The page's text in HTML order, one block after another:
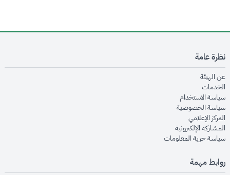
نظرة عامة
عن الهيئةopens in new window
الخدماتopens in new window
سياسة الاستخدام
سياسة الخصوصيةopens in new window
المركز الإعلاميopens in new window
المشاركة الإلكترونيةopens in new window
سياسة حرية المعلوماتopens in new window
روابط مهمة